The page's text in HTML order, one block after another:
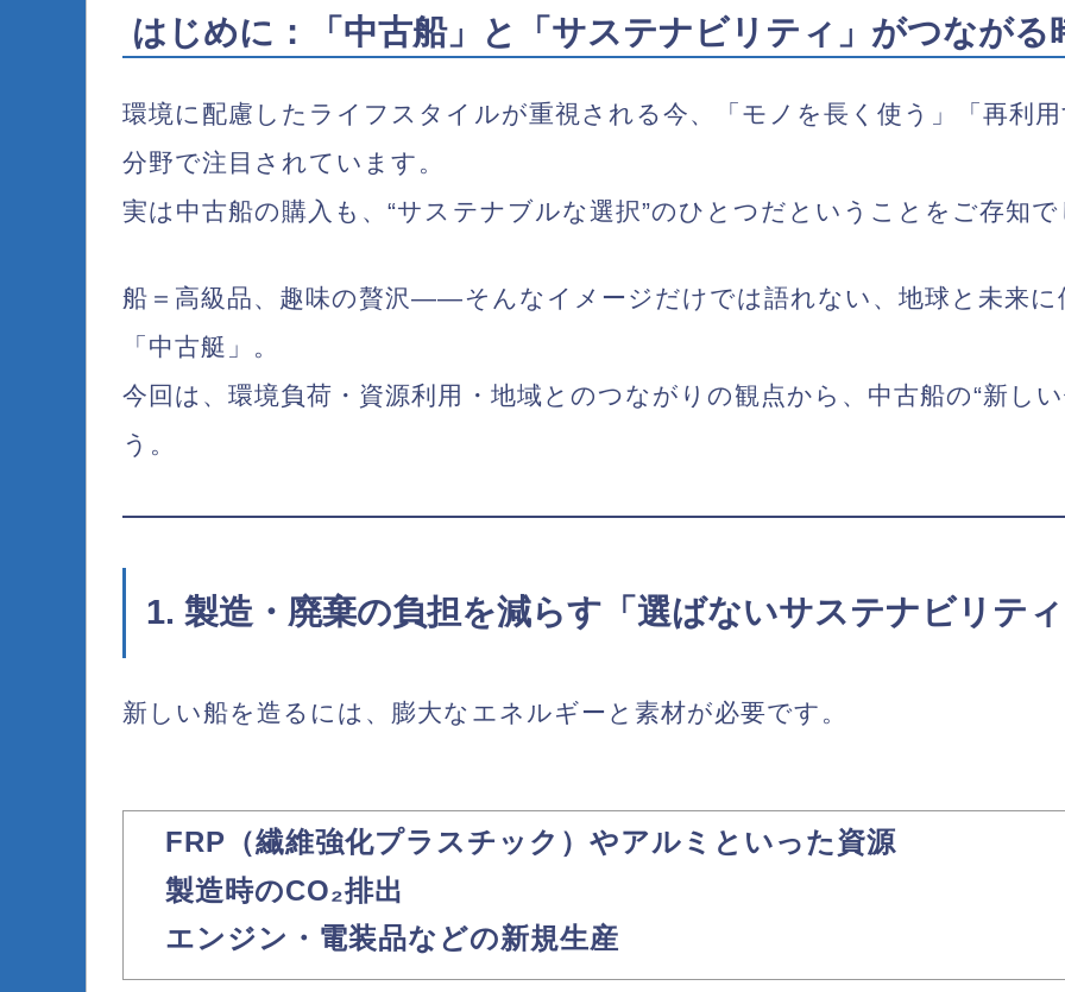
はじめに：「中古船」と「サステナビリティ」がつながる
環境に配慮したライフスタイルが重視される今、「モノを長く使う」「再利
分野で注目されています。
実は 中古船の購入も、“サステナブルな選択”のひとつだということをご存知
船＝高級品、趣味の贅沢――そんなイメージだけでは語れない、地球と未来
「中古艇」。
今回は、環境負荷・資源利用・地域とのつながりの観点から、中古船の“新し
う。
1. 製造・廃棄の負担を減らす「選ばないサステナビリテ
新しい船を造るには、膨大なエネルギーと素材が必要です。
FRP（繊維強化プラスチック）やアルミといった資源
製造時のCO₂排出
エンジン・電装品などの新規生産